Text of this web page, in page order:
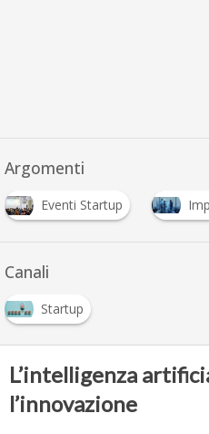
Argomenti
Eventi Startup
Canali
Startup
L’intelligenza
l’innovazione